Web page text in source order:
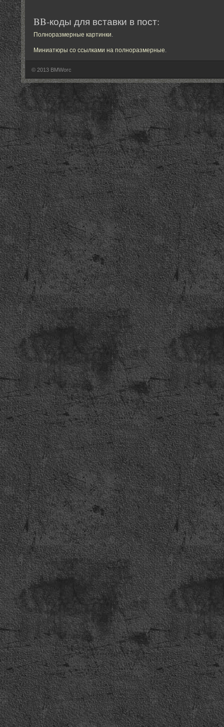
BB-коды для вставки в пост:
Полноразмерные картинки.
Миниатюры со ссылками на полноразмерные.
© 2013 BMWorc